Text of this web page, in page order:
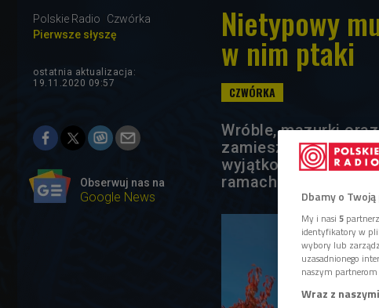
Polskie Radio
Czwórka
Pierwsze słyszę
Nietypowy
w nim ptaki
ostatnia aktualizacja:
19.11.2020 09:57
Obserwuj nas na
Google News
Wróble, mazurki
zamieszkają na
wyjątkowy kompleks
ramach Biennale
Dbamy o
My i nasi 5
identyfikatory w
wybory lub
uzasadnionego
naszym
Wraz z